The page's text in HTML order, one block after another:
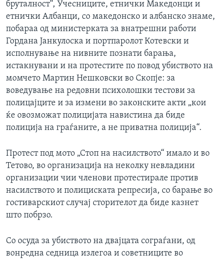
бруталност“, Учесниците, етнички Македонци и
етнички Албанци, со македонско и албанско знаме,
побараа од министерката за внатрешни работи
Гордана Јанкулоска и портпаролот Котевски и
исполнување на нивните познати барања,
истакнувани и на протестите по повод убиството на
момчето Мартин Нешковски во Скопје: за
воведување на редовни психолошки тестови за
полицајците и за измени во законските акти „кои
ќе овозможат полицијата навистина да биде
полиција на граѓаните, а не приватна полиција“.
Протест под мото „Стоп на насилството“ имало и во
Тетово, во организација на неколку невладини
организации чии членови протестирале против
насилството и полициската репресија, со барање во
гостиварскиот случај сторителот да биде казнет
што побрзо.
Со осуда за убиството на двајцата сограѓани, од
вонредна седница излегоа и советниците во